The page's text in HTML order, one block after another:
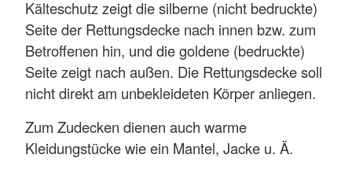
Kälteschutz zeigt die silberne (nicht bedruckte)
Seite der Rettungsdecke nach innen bzw. zum
Betroffenen hin, und die goldene (bedruckte)
Seite zeigt nach außen. Die Rettungsdecke soll
nicht direkt am unbekleideten Körper anliegen.
Zum Zudecken dienen auch warme
Kleidungstücke wie ein Mantel, Jacke u. Ä.